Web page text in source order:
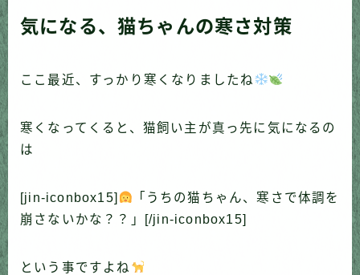
気になる、猫ちゃんの寒さ対策
ここ最近、すっかり寒くなりましたね
寒くなってくると、猫飼い主が真っ先に気になるの
は
[jin-iconbox15]
「うちの猫ちゃん、寒さで体調を
崩さないかな？？」[/jin-iconbox15]
という事ですよね